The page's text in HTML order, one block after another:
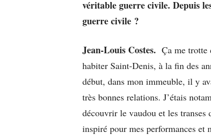
véritable guerre civile. Depuis
guerre civile ?
Jean-Louis Costes. Ça me trotte
habiter Saint-Denis, à la fin des
début, dans mon immeuble, il y
très bonnes relations. J’étais
découvrir le vaudou et les transes
inspiré pour mes performances et